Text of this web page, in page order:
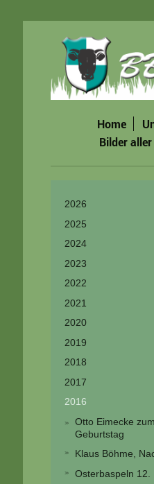
Home
Bilder
2026
2025
2024
2023
2022
2021
2020
2019
2018
2017
2016
Otto Eimecke
Geburtstag
Klaus Böhme,
Osterbaspeln 12.